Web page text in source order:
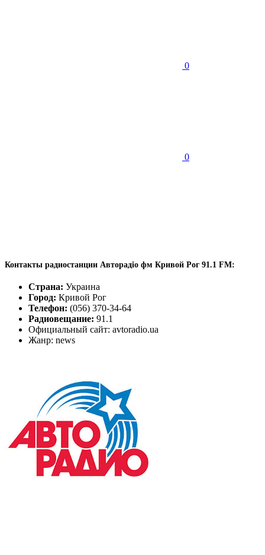
0
0
Контакты радиостанции Авторадіо фм Кривой Рог 91.1 FM:
Страна: Украина
Город: Кривой Рог
Телефон: (056) 370-34-64
Радиовещание: 91.1
Официальный сайт: avtoradio.ua
Жанр: news